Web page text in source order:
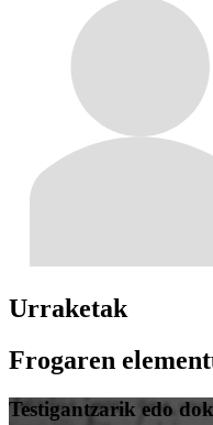
Urraketak
Frogaren
Testigantzarik edo